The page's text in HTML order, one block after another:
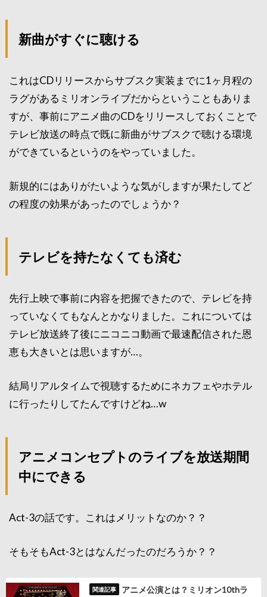
新曲がすぐに聴ける
これはCDリリースからサブスク実装までに1ヶ月程の
ラグがあるミリオンライブだからということもありま
すが、事前にアニメ曲のCDをリリースしておくことで
テレビ放送の時点で既に新曲がサブスクで聴ける環境
ができているというのをやっていました。
新規的にはありがたいような気がしますが果たしてど
の程度の効果があったのでしょうか？
テレビを持たなくても済む
先行上映で事前に内容を把握できたので、テレビを持
っていなくてもなんとかなりました。これについては
テレビ放送終了後にニコニコ動画で最速配信された恩
恵も大きいとは思いますが…。
結局リアルタイムで視聴するためにネカフェやホテル
に行ったりしてたんですけどね…w
アニメコンセプトのライブを放送期間
中にできる
Act-3の話です。これはメリットなのか？？
そもそもAct-3とはなんだったのだろうか？？
アニメ公演とは？ミリオン10thラ